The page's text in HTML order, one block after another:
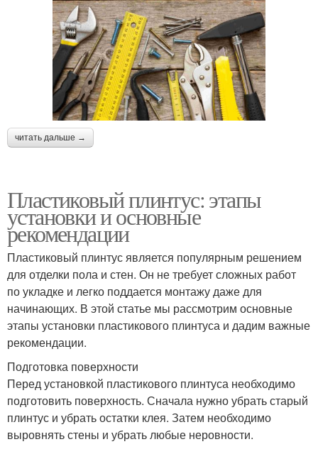
читать дальше →
Пластиковый плинтус: этапы
установки и основные
рекомендации
Пластиковый плинтус является популярным решением
для отделки пола и стен. Он не требует сложных работ
по укладке и легко поддается монтажу даже для
начинающих. В этой статье мы рассмотрим основные
этапы установки пластикового плинтуса и дадим важные
рекомендации.
Подготовка поверхности
Перед установкой пластикового плинтуса необходимо
подготовить поверхность. Сначала нужно убрать старый
плинтус и убрать остатки клея. Затем необходимо
выровнять стены и убрать любые неровности.